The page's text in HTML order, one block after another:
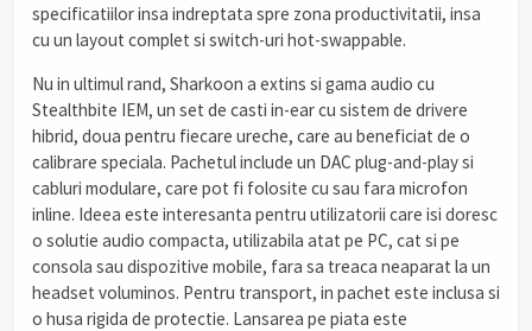
specificatiilor insa indreptata spre zona productivitatii, insa
cu un layout complet si switch-uri hot-swappable.
Nu in ultimul rand, Sharkoon a extins si gama audio cu
Stealthbite IEM, un set de casti in-ear cu sistem de drivere
hibrid, doua pentru fiecare ureche, care au beneficiat de o
calibrare speciala. Pachetul include un DAC plug-and-play si
cabluri modulare, care pot fi folosite cu sau fara microfon
inline. Ideea este interesanta pentru utilizatorii care isi doresc
o solutie audio compacta, utilizabila atat pe PC, cat si pe
consola sau dispozitive mobile, fara sa treaca neaparat la un
headset voluminos. Pentru transport, in pachet este inclusa si
o husa rigida de protectie. Lansarea pe piata este